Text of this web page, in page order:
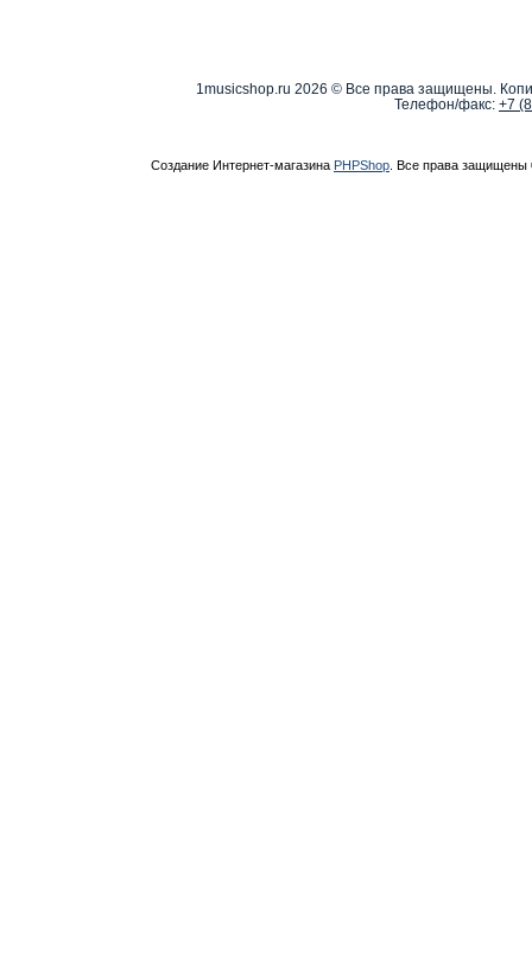
1musicshop.ru 2026 © Все права защищены.
Телефон/факс: +7
Создание Интернет-магазина PHPShop . Все права защищены